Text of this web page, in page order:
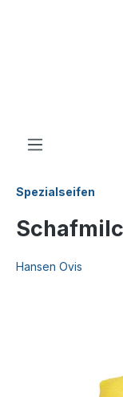
Spezialseifen
Hansen Ovis